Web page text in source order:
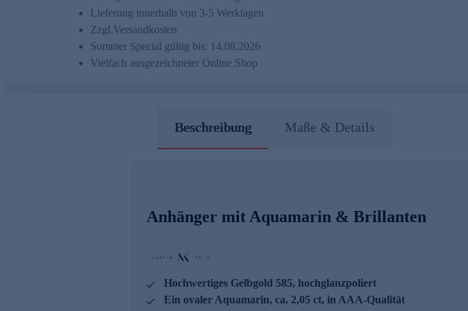
Lieferung innerhalb von 3-5 Werktagen
Zzgl.Versandkosten
Sommer Special gültig bis: 14.08.2026
Vielfach ausgezeichneter Online Shop
Beschreibung Maße & Details
Anhänger mit Aquamarin & Brillanten
Hochwertiges Gelbgold 585, hochglanzpoliert
Ein ovaler Aquamarin, ca. 2,05 ct, in AAA-Qualität